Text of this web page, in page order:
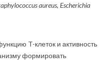
aureus, Escherichia
T-клеток и активность
формировать